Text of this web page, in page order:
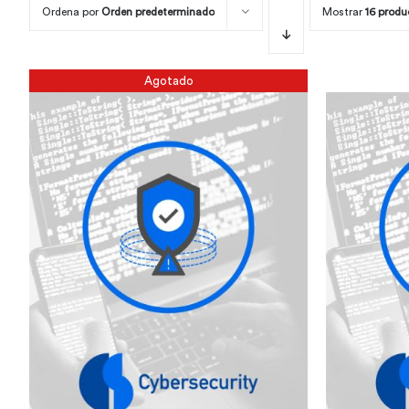
Ordena por Orden predeterminado Mostrar 16
Agotado